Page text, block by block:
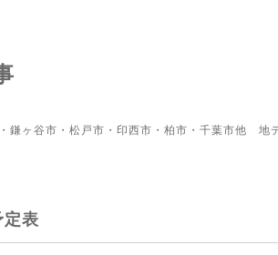
鎌ヶ谷市・松戸市・印西市・柏市・千葉市他 地
定表